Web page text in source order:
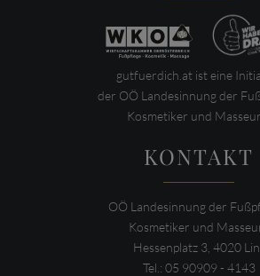
gutfuerdich.at ist eine
der OÖ Landesinnung der
Kosmetiker und
KONTAKT
OÖ Landesinnung der
Kosmetiker und
Hessenplatz 3, 4020
Tel.: 05 90909 - 4143